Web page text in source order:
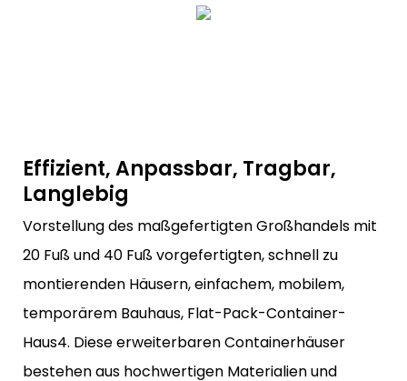
Effizient, Anpassbar, Tragbar,
Langlebig
Vorstellung des maßgefertigten Großhandels mit
20 Fuß und 40 Fuß vorgefertigten, schnell zu
montierenden Häusern, einfachem, mobilem,
temporärem Bauhaus, Flat-Pack-Container-
Haus4. Diese erweiterbaren Containerhäuser
bestehen aus hochwertigen Materialien und